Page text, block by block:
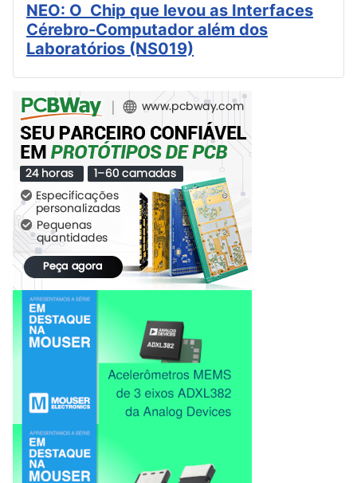
NEO: O Chip que levou as Interfaces
Cérebro-Computador além dos
Laboratórios (NS019)